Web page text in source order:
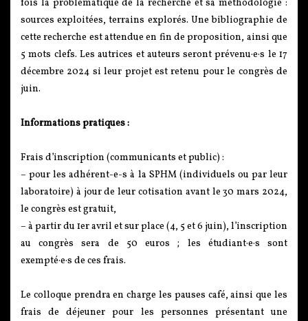
fois la problématique de la recherche et sa méthodologie :
sources exploitées, terrains explorés. Une bibliographie de
cette recherche est attendue en fin de proposition, ainsi que
5 mots clefs. Les autrices et auteurs seront prévenu·e·s le 17
décembre 2024 si leur projet est retenu pour le congrès de
juin.
Informations pratiques :
Frais d’inscription (communicants et public) :
– pour les adhérent-e-s à la SPHM (individuels ou par leur
laboratoire) à jour de leur cotisation avant le 30 mars 2024,
le congrès est gratuit,
– à partir du 1er avril et sur place (4, 5 et 6 juin), l’inscription
au congrès sera de 50 euros ; les étudiant·e·s sont
exempté·e·s de ces frais.
Le colloque prendra en charge les pauses café, ainsi que les
frais de déjeuner pour les personnes présentant une